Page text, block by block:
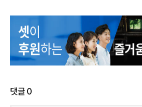
댓글0